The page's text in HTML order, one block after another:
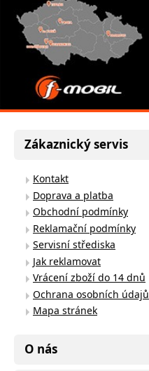
Zákaznický servis
Kontakt
Doprava a platba
Obchodní podmínky
Reklamační podmínky
Servisní střediska
Jak reklamovat
Vrácení zboží do 14 dnů
Ochrana osobních údajů
Mapa stránek
O nás